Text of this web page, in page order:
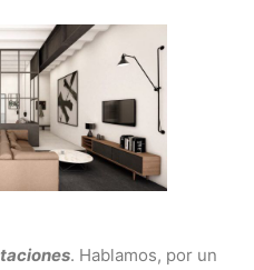
. Hablamos, por un